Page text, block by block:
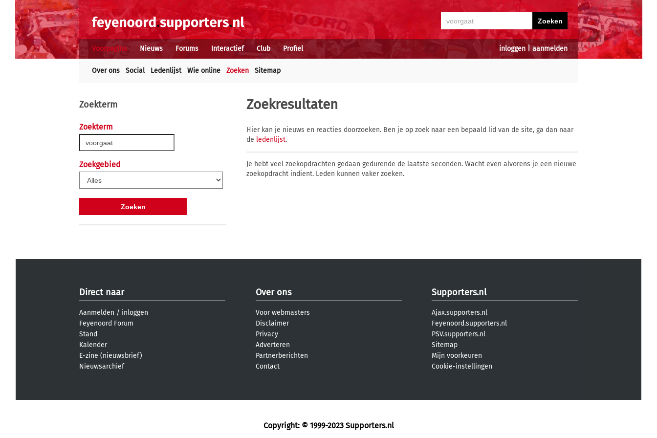
inloggen aanmelden
Voorpagina Nieuws Forums Interactief Club Profiel
Over ons Social Ledenlijst Wie online Zoeken Sitemap
Zoekterm
Zoekterm
Zoekgebied
Zoekresultaten
Hier kan je nieuws en reacties doorzoeken. Ben je op zoek naar een bepaald lid van de site, ga dan naar
de ledenlijst.
Je hebt veel zoekopdrachten gedaan gedurende de laatste seconden. Wacht even alvorens je een nieuwe
zoekopdracht indient. Leden kunnen vaker zoeken.
Direct naar
Aanmelden / inloggen
Feyenoord Forum
Stand
Kalender
E-zine (nieuwsbrief)
Nieuwsarchief
Over ons
Voor webmasters
Disclaimer
Privacy
Adverteren
Partnerberichten
Contact
Supporters.nl
Ajax.supporters.nl
Feyenoord.supporters.nl
PSV.supporters.nl
Sitemap
Mijn voorkeuren
Cookie-instellingen
Copyright: © 1999-2023 Supporters.nl